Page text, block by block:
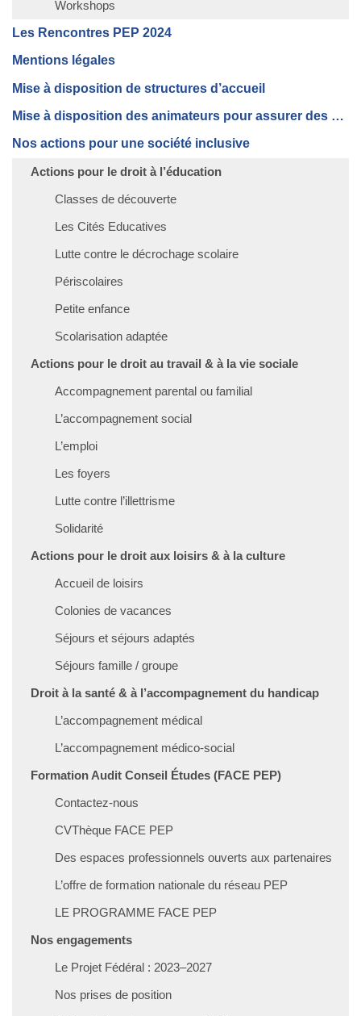
Workshops
Les Rencontres PEP 2024
Mentions légales
Mise à disposition de structures d’accueil
Mise à disposition des animateurs pour assurer des Gardes d’enfants ou des accompagnements éducatifs
Nos actions pour une société inclusive
Actions pour le droit à l’éducation
Classes de découverte
Les Cités Educatives
Lutte contre le décrochage scolaire
Périscolaires
Petite enfance
Scolarisation adaptée
Actions pour le droit au travail & à la vie sociale
Accompagnement parental ou familial
L’accompagnement social
L’emploi
Les foyers
Lutte contre l’illettrisme
Solidarité
Actions pour le droit aux loisirs & à la culture
Accueil de loisirs
Colonies de vacances
Séjours et séjours adaptés
Séjours famille / groupe
Droit à la santé & à l’accompagnement du handicap
L’accompagnement médical
L’accompagnement médico-social
Formation Audit Conseil Études (FACE PEP)
Contactez-nous
CVThèque FACE PEP
Des espaces professionnels ouverts aux partenaires
L’offre de formation nationale du réseau PEP
LE PROGRAMME FACE PEP
Nos engagements
Le Projet Fédéral : 2023–2027
Nos prises de position